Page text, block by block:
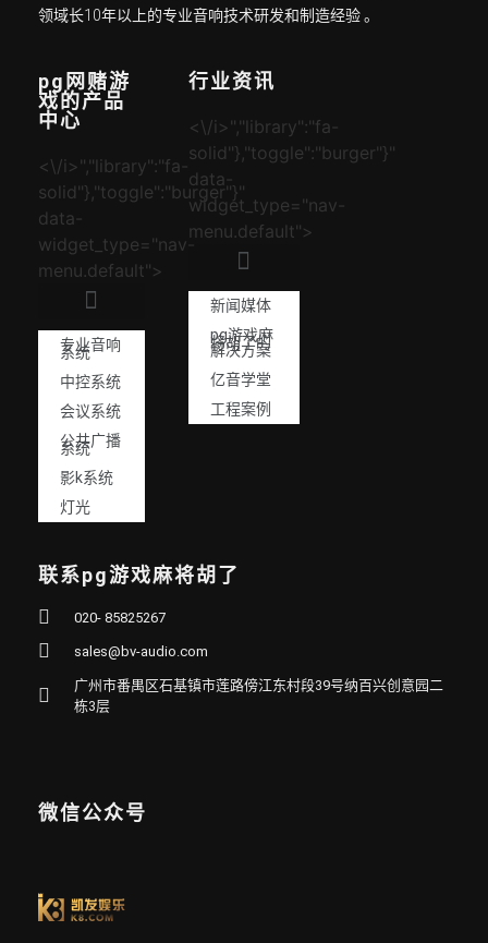
领域长10年以上的专业音响技术研发和制造经验 。
pg网赌游
戏的产品
中心
<\/i>","library":"fa-
solid"},"toggle":"burger"}"
data-
widget_type="nav-
menu.default">
专业音响
系统
中控系统
会议系统
公共广播
系统
影k系统
灯光
行业资讯
<\/i>","library":"fa-
solid"},"toggle":"burger"}"
data-
widget_type="nav-
menu.default">
新闻媒体
pg游戏麻
将胡了的
解决方案
亿音学堂
工程案例
联系pg游戏麻将胡了
020- 85825267
sales@bv-audio.com
广州市番禺区石基镇市莲路傍江东村段39号纳百兴创意园二
栋3层
微信公众号